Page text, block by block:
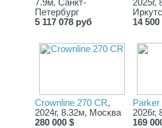
Рулевое колесо премиум-класса
Носовое подруливающее
Электрическая сеть 12В
Выключатель массы для двух АКБ
Помпа осушительная,
Съемная мачта с ходовым,
Кнопки из нержавеющей стали с
Розетка USB
Освещение в кабине, каюте,
7.9м, Санкт-
Петербург
5 117 078 руб
2025г,
14
Crownline 270 CR,
2024г, 8.32м, Москва
280 000 $
Parker
169